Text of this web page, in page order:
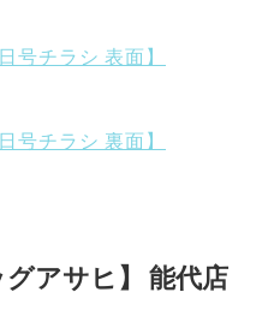
号チラシ 表面】
号チラシ 裏面】
グアサヒ】 能代店